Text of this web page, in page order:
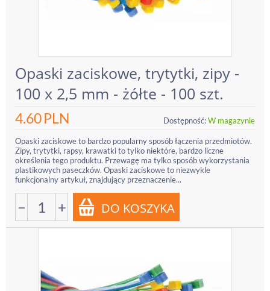
Opaski zaciskowe, trytytki, zipy -
100 x 2,5 mm - żółte - 100 szt.
4.60PLN Dostępność:W magazynie
Opaski zaciskowe to bardzo popularny sposób łączenia przedmiotów.
Zipy, trytytki, rapsy, krawatki to tylko niektóre, bardzo liczne
określenia tego produktu. Przewagę ma tylko sposób wykorzystania
plastikowych paseczków. Opaski zaciskowe to niezwykle
funkcjonalny artykuł, znajdujący przeznaczenie...
− +